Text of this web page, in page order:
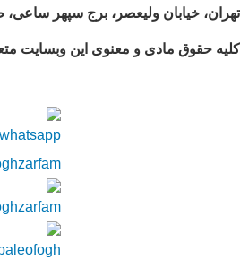
تهران، خیابان ولیعصر، برج سپهر ساعی،
کلیه حقوق مادی و معنوی این وبسایت